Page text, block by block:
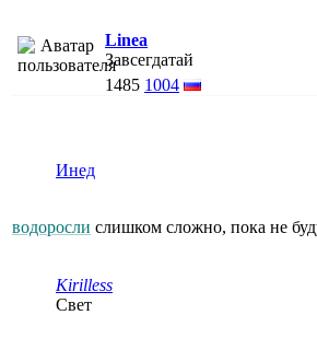
Linea
Завсегдатай
1485 1004
Инед
водоросли слишком сложно, пока не
Kirilless
Свет